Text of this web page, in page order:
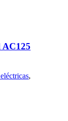
AC125
,